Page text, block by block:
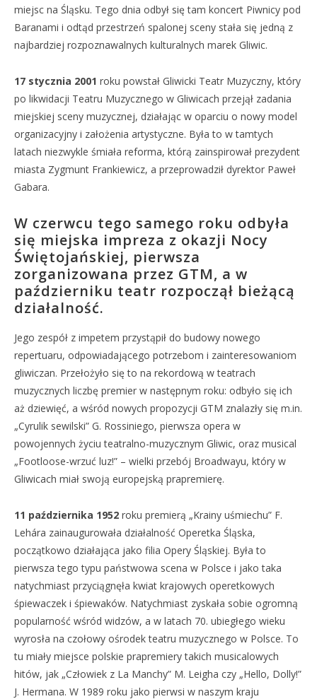
miejsc na Śląsku. Tego dnia odbył się tam koncert Piwnicy pod
Baranami i odtąd przestrzeń spalonej sceny stała się jedną z
najbardziej rozpoznawalnych kulturalnych marek Gliwic.
17 stycznia 2001 roku powstał Gliwicki Teatr Muzyczny, który
po likwidacji Teatru Muzycznego w Gliwicach przejął zadania
miejskiej sceny muzycznej, działając w oparciu o nowy model
organizacyjny i założenia artystyczne. Była to w tamtych
latach niezwykle śmiała reforma, którą zainspirował prezydent
miasta Zygmunt Frankiewicz, a przeprowadził dyrektor Paweł
Gabara.
W czerwcu tego samego roku odbyła
się miejska impreza z okazji Nocy
Świętojańskiej, pierwsza
zorganizowana przez GTM, a w
październiku teatr rozpoczął bieżącą
działalność.
Jego zespół z impetem przystąpił do budowy nowego
repertuaru, odpowiadającego potrzebom i zainteresowaniom
gliwiczan. Przełożyło się to na rekordową w teatrach
muzycznych liczbę premier w następnym roku: odbyło się ich
aż dziewięć, a wśród nowych propozycji GTM znalazły się m.in.
„Cyrulik sewilski” G. Rossiniego, pierwsza opera w
powojennych życiu teatralno-muzycznym Gliwic, oraz musical
„Footloose-wrzuć luz!” – wielki przebój Broadwayu, który w
Gliwicach miał swoją europejską prapremierę.
11 października 1952 roku premierą „Krainy uśmiechu” F.
Lehára zainaugurowała działalność Operetka Śląska,
początkowo działająca jako filia Opery Śląskiej. Była to
pierwsza tego typu państwowa scena w Polsce i jako taka
natychmiast przyciągnęła kwiat krajowych operetkowych
śpiewaczek i śpiewaków. Natychmiast zyskała sobie ogromną
popularność wśród widzów, a w latach 70. ubiegłego wieku
wyrosła na czołowy ośrodek teatru muzycznego w Polsce. To
tu miały miejsce polskie prapremiery takich musicalowych
hitów, jak „Człowiek z La Manchy” M. Leigha czy „Hello, Dolly!”
J. Hermana. W 1989 roku jako pierwsi w naszym kraju